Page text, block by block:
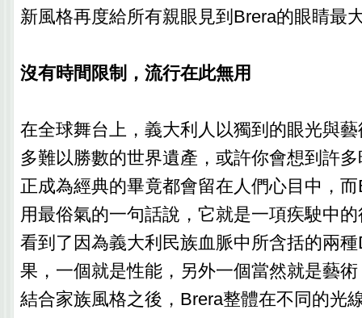
新風格再度給所有親眼見到Brera的眼睛最
沒有時間限制，流行在此無用
在全球舞台上，義大利人以獨到的眼光與
多難以勝數的世界遺產，或許你會想到許
正成為經典的畢竟都會留在人們心目中，
用最俗氣的一句話說，它就是一項疾駛中
看到了因為義大利民族血脈中所含括的兩
果，一個就是性能，另外一個當然就是藝
結合家族風格之後，Brera整體在不同的光